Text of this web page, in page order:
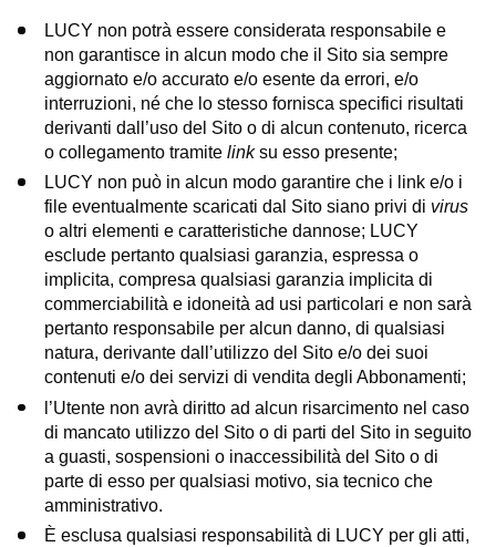
LUCY non potrà essere considerata responsabile e
non garantisce in alcun modo che il Sito sia sempre
aggiornato e/o accurato e/o esente da errori, e/o
interruzioni, né che lo stesso fornisca specifici risultati
derivanti dall’uso del Sito o di alcun contenuto, ricerca
o collegamento tramitelinksu esso presente;
LUCY non può in alcun modo garantire che i link e/o i
file eventualmente scaricati dal Sito siano privi di virus
o altri elementi e caratteristiche dannose; LUCY
esclude pertanto qualsiasi garanzia, espressa o
implicita, compresa qualsiasi garanzia implicita di
commerciabilità e idoneità ad usi particolari e non sarà
pertanto responsabile per alcun danno, di qualsiasi
natura, derivante dall’utilizzo del Sito e/o dei suoi
contenuti e/o dei servizi di vendita degli Abbonamenti;
l’Utente non avrà diritto ad alcun risarcimento nel caso
di mancato utilizzo del Sito o di parti del Sito in seguito
a guasti, sospensioni o inaccessibilità del Sito o di
parte di esso per qualsiasi motivo, sia tecnico che
amministrativo.
È esclusa qualsiasi responsabilità di LUCY per gli atti,